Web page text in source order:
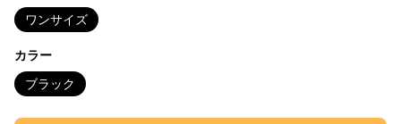
ワンサイズ
カラー
ブラック